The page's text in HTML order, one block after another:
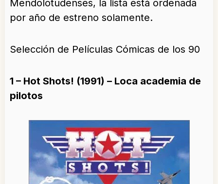
Mendolotudenses, la lista está ordenada
por año de estreno solamente.
Selección de Películas Cómicas de los 90
1 – Hot Shots! (1991) – Loca academia de
pilotos